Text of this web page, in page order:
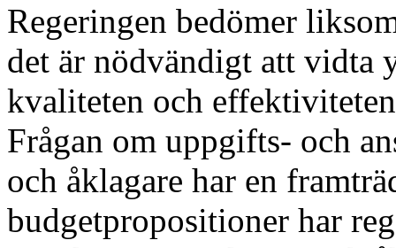
Regeringen bedömer
det är nödvändigt att vidta
kvaliteten och
Frågan om uppgifts- och
och åklagare har en
budgetpropositioner har